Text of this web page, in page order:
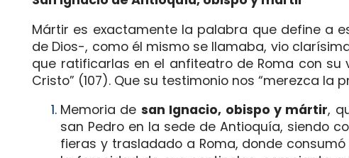
Mártir es exactamente la palabra que define a
de Dios-, como él mismo se llamaba, vio
que ratificarlas en el anfiteatro de Roma con
Cris­to” (107). Que su testimonio nos “merezca la
Memoria de san Ignacio, obispo y mártir,
san Pedro en la sede de Antioquía, siendo
fieras y trasladado a Roma, donde